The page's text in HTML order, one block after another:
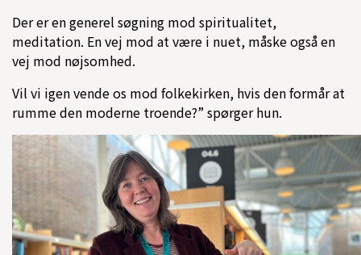
Der er en generel søgning mod spiritualitet,
meditation. En vej mod at være i nuet, måske også en
vej mod nøjsomhed.
Vil vi igen vende os mod folkekirken, hvis den formår at
rumme den moderne troende?” spørger hun.